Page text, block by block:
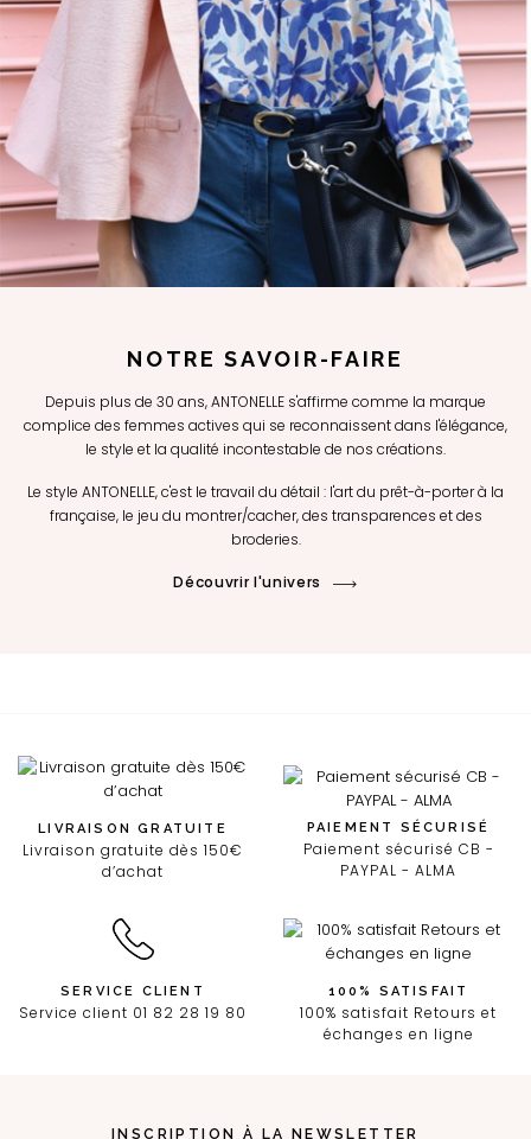
NOTRE SAVOIR-FAIRE
Depuis plus de 30 ans, ANTONELLE s'affirme comme la marque
complice des femmes actives qui se reconnaissent dans l'élégance,
le style et la qualité incontestable de nos créations.
Le style ANTONELLE, c'est le travail du détail : l'art du prêt-à-porter à la
française, le jeu du montrer/cacher, des transparences et des
broderies.
Découvrir l'univers
LIVRAISON GRATUITE
Livraison gratuite dès 150€
d’achat
PAIEMENT SÉCURISÉ
Paiement sécurisé CB -
PAYPAL - ALMA
SERVICE CLIENT
Service client 01 82 28 19 80
100% SATISFAIT
100% satisfait Retours et
échanges en ligne
INSCRIPTION À LA NEWSLETTER